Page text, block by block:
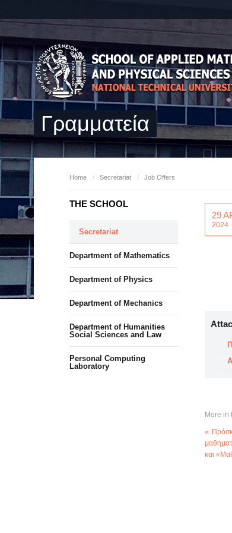
Γραμματεία
Home / Secretariat / Job Offers
29
2024
More in
«
και
THE SCHOOL
Secretariat
Department of Mathematics
Department of Physics
Department of Mechanics
Department of Humanities
Social Sciences and Law
Personal Computing
Laboratory